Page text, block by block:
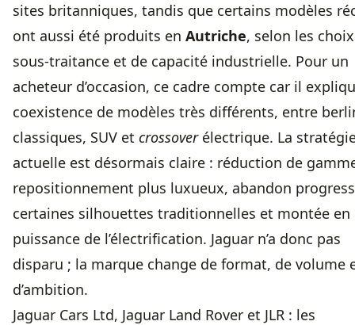
sites britanniques, tandis que certains modèles
ont aussi été produits en Autriche, selon les
sous-traitance et de capacité industrielle. Pour un
acheteur d’occasion, ce cadre compte car il
coexistence de modèles très différents, entre
classiques, SUV et crossoverélectrique. La
actuelle est désormais claire : réduction de
repositionnement plus luxueux, abandon
certaines silhouettes traditionnelles et montée en
puissance de l’électrification. Jaguar n’a donc pas
disparu ; la marque change de format, de volume
d’ambition.
Jaguar Cars Ltd, Jaguar Land Rover et JLR : les